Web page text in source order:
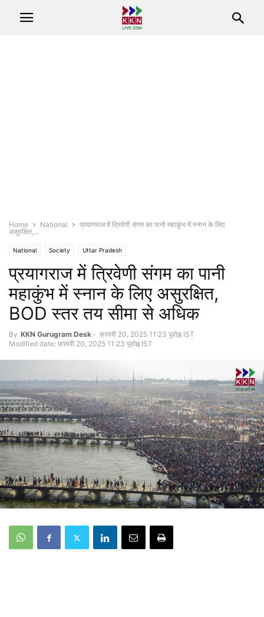
Home National
प्रयागराज में त्रिवेणी संगम का पानी महाकुंभ में स्नान के लिए
असुरक्षित,...
National Society Uttar Pradesh
प्रयागराज में त्रिवेणी संगम का पानी
महाकुंभ में स्नान के लिए असुरक्षित,
BOD स्तर तय सीमा से अधिक
By KKN Gurugram Desk - फ़रवरी 20, 2025 11:23 पूर्वाह्न IST
Modified date: फ़रवरी 20, 2025 11:23 पूर्वाह्न IST